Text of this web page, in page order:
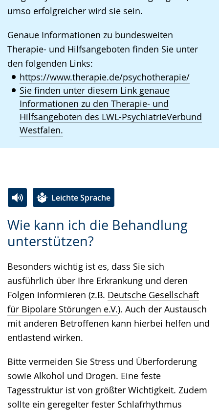
umso erfolgreicher wird sie sein.
Genaue Informationen zu bundesweiten
Therapie- und Hilfsangeboten finden Sie unter
den folgenden Links:
https://www.therapie.de/psychotherapie/
Sie finden unter diesem Link genaue
Informationen zu den Therapie- und
Hilfsangeboten des LWL-PsychiatrieVerbund
Westfalen.
Wie kann ich die Behandlung
unterstützen?
Besonders wichtig ist es, dass Sie sich
ausführlich über Ihre Erkrankung und deren
Folgen informieren (z.B. Deutsche Gesellschaft
für Bipolare Störungen e.V.). Auch der Austausch
mit anderen Betroffenen kann hierbei helfen und
entlastend wirken.
Bitte vermeiden Sie Stress und Überforderung
sowie Alkohol und Drogen. Eine feste
Tagesstruktur ist von größter Wichtigkeit. Zudem
sollte ein geregelter fester Schlafrhythmus
Leichte Sprache
Leichten
Sprache
Audio-
Unterstützung.
Video
in
Gebärdensprache
wird
angezeigt.